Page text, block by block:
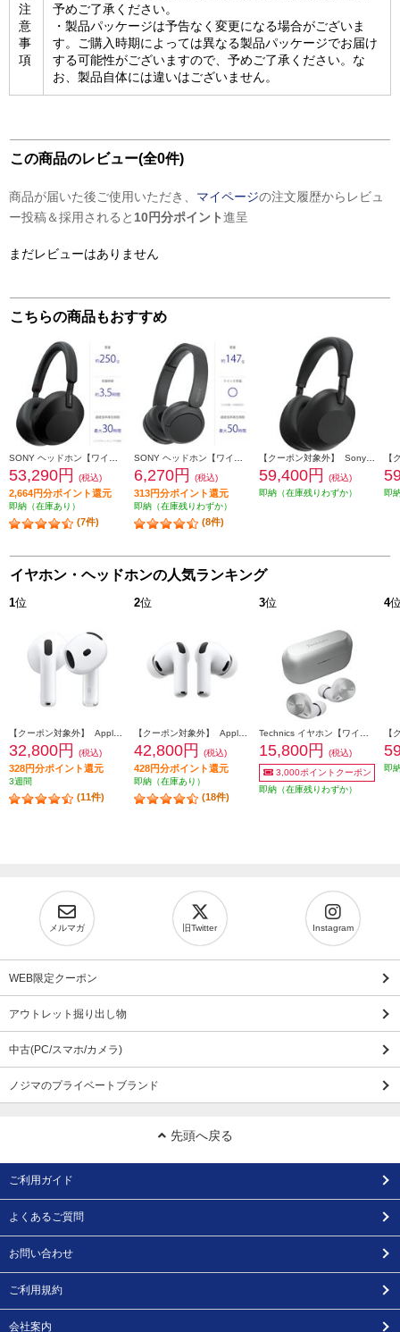
注
意
事
項
予めご了承ください。
・製品パッケージは予告なく変更になる場合がございま
す。ご購入時期によっては異なる製品パッケージでお届け
する可能性がございますので、予めご了承ください。な
お、製品自体には違いはございません。
この商品のレビュー(全0件)
商品が届いた後ご使用いただき、 マイページの注文履歴からレビュ
ー投稿＆採用されると 10円分ポイント進呈
まだレビューはありません
こちらの商品もおすすめ
53,290円 (税込)
2,664円分ポイント還元
即納（在庫あり）
(7件)
6,270円 (税込)
313円分ポイント還元
即納（在庫残りわずか）
(8件)
59,400円
(税込)
即納（在庫残りわずか）
即
イヤホン・ヘッドホンの人気ランキング
1位
32,800円 (税込)
328円分ポイント還元
3週間
(11件)
2位
42,800円 (税込)
428円分ポイント還元
即納（在庫あり）
(18件)
3位
15,800円
(税込)
3,000ポイントクーポン
即納（在庫残りわずか）
4
即
メルマガ 旧Twitter Instagram
WEB限定クーポン
アウトレット掘り出し物
中古(PC/スマホ/カメラ)
ノジマのプライベートブランド
先頭へ戻る
ご利用ガイド
よくあるご質問
お問い合わせ
ご利用規約
会社案内